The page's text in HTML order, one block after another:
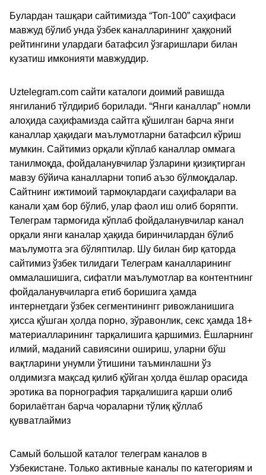
Булардан ташқари сайтимизда “Топ-100” саҳифаси
мавжуд бўлиб унда ўзбек каналларининг ҳаққоний
рейтингини улардаги батафсил ўзгаришлари билан
кузатиш имконияти мавжуддир.
Uztelegram.com сайти каталоги доимий равишда
янгиланиб тўлдириб борилади. “Янги каналлар” номли
алоҳида саҳифамизда сайтга қўшилган барча янги
каналлар ҳақидаги маълумотларни батафсил кўриш
мумкин. Сайтимиз орқали кўплаб каналлар оммага
танилмоқда, фойдаланувчилар ўзларини қизиқтирган
мавзу бўйича каналларни топиб аъзо бўлмоқдалар.
Сайтнинг ижтимоий тармоқлардаги саҳифалари ва
канали ҳам бор бўлиб, улар фаол иш олиб боряпти.
Телеграм тармоғида кўплаб фойдаланувчилар канал
орқали янги каналар ҳақида биринчилардан бўлиб
маълумотга эга бўляптилар. Шу билан бир қаторда
сайтимиз ўзбек тилидаги Телеграм каналларининг
оммалашишига, сифатли маълумотлар ва контентнинг
фойдаланувчиларга етиб боришига ҳамда
интернетдаги ўзбек сегментинингг ривожланишига
ҳисса қўшган ҳолда порно, зўравонлик, секс ҳамда 18+
материалларининг тарқалишига қаршимиз. Ёшларнинг
илмий, маданий савиясини ошириш, уларни бўш
вақтларини унумли ўтишини таъминлашни ўз
олдимизга мақсад қилиб қўйган ҳолда ёшлар орасида
эротика ва порнография тарқалишига қарши олиб
борилаётган барча чораларни тўлиқ қўллаб
қувватлаймиз
Самый большой каталог телеграм каналов в
Узбекистане. Только активные каналы по категориям и